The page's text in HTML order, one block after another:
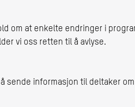
om at enkelte endringer i
vi oss retten til å avlyse.
sende informasjon til deltaker